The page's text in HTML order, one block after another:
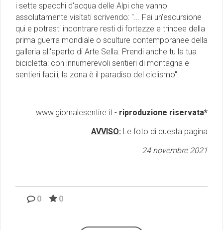
i sette specchi d'acqua delle Alpi che vanno
assolutamente visitati scrivendo: "... Fai un'escursione
qui e potresti incontrare resti di fortezze e trincee della
prima guerra mondiale o sculture contemporanee della
galleria all'aperto di Arte Sella. Prendi anche tu la tua
bicicletta: con innumerevoli sentieri di montagna e
sentieri facili, la zona è il paradiso del ciclismo".
www.giornalesentire.it - riproduzione riservata*
AVVISO: Le foto di questa pagina
24 novembre 2021
0 0
Emilio Isgrò, il cancellatore